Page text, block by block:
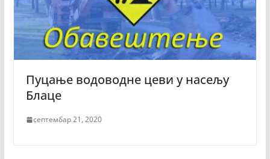
Пуцање водоводне цеви у насељу
Блаце
септембар 21, 2020